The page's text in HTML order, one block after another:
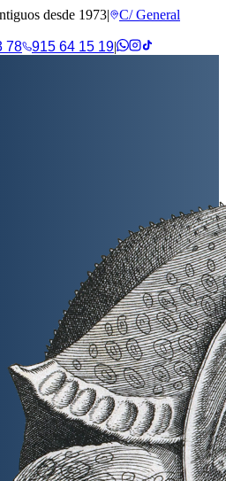
desde 1973|
C/ General
78 915 64 15 19|